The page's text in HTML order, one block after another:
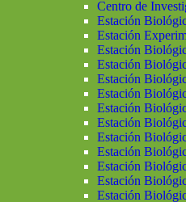
Centro de
Estación
Estación
Estación
Estación
Estación
Estación
Estación
Estación
Estación
Estación
Estación
Estación
Estación